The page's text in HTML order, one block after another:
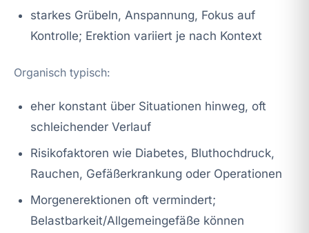
starkes Grübeln, Anspannung, Fokus auf
Kontrolle; Erektion variiert je nach Kontext
Organisch typisch:
eher konstant über Situationen hinweg, oft
schleichender Verlauf
Risikofaktoren wie Diabetes, Bluthochdruck,
Rauchen, Gefäßerkrankung oder Operationen
Morgenerektionen oft vermindert;
Belastbarkeit/Allgemeingefäße können